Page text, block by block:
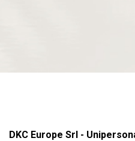
DKC Europe Srl -